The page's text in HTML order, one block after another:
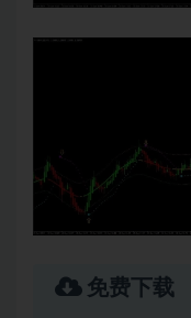
免费下载